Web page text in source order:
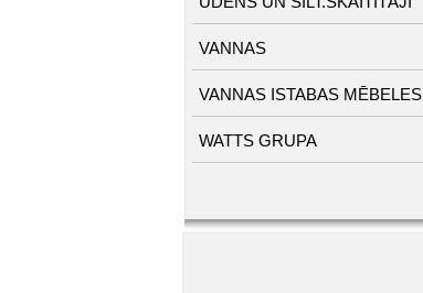
VANNAS
VANNAS ISTABAS MĒBELES
WATTS GRUPA